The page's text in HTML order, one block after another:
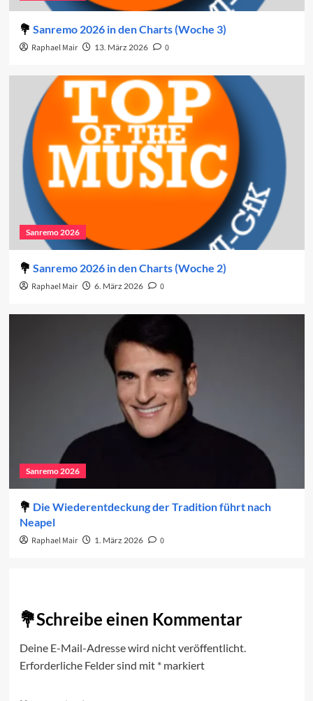
Sanremo 2026 in den Charts (Woche 3)
Raphael Mair 13. März 2026 0
Sanremo 2026
Sanremo 2026 in den Charts (Woche 2)
Raphael Mair 6. März 2026 0
Sanremo 2026
Die Wiederentdeckung der Tradition führt nach
Neapel
Raphael Mair 1. März 2026 0
Schreibe einen Kommentar
Deine E-Mail-Adresse wird nicht veröffentlicht.
Erforderliche Felder sind mit *markiert